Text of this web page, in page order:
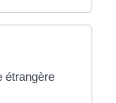
étrangère